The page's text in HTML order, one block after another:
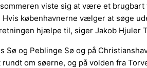
viste sig at være et
københavnerne vælger at søge
hjælpe til, siger Jakob Hjuler
og Peblinge Sø og på
om søerne, og på volden fra